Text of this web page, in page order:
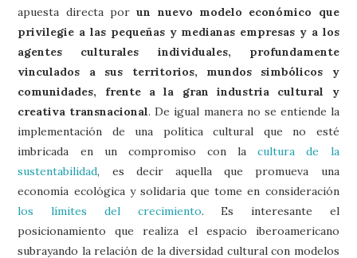
apuesta directa porun nuevo modelo económico que
privilegie a las pequeñas y medianas empresas y a los
agentes culturales individuales, profundamente
vinculados a sus territorios, mundos simbólicos y
comunidades, frente a la gran industria cultural y
creativa transnacional. De igual manera no se entiende la
implementación de una política cultural que no esté
imbricada en un compromiso con lacultura de la
sustentabilidad, es decir aquella que promueva una
economía ecológica y solidaria que tome en consideración
los límites del crecimiento. Es interesante el
posicionamiento que realiza el espacio iberoamericano
subrayando la relación de la diversidad cultural con modelos